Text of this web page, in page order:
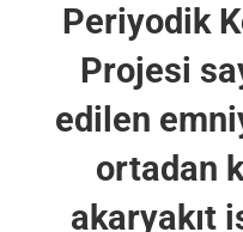
Periyodik
Projesi
edilen
ortadan
akaryakıt